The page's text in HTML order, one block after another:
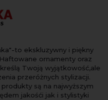
to ekskluzywny i piękny
ornamenty oraz
Twoją wyjątkowość,ale
przeróżnych stylizacji.
są na najwyższym
jakośći jak i stylistyki